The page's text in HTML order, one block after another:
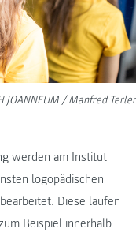
JOANNEUM / Manfred Terler
werden am Institut
logopädischen
Diese laufen
Beispiel innerhalb